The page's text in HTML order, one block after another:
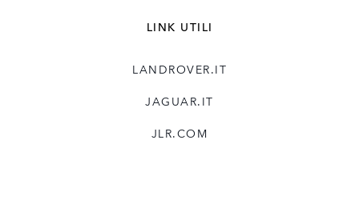
LINK UTILI
LANDROVER.IT
JAGUAR.IT
JLR.COM